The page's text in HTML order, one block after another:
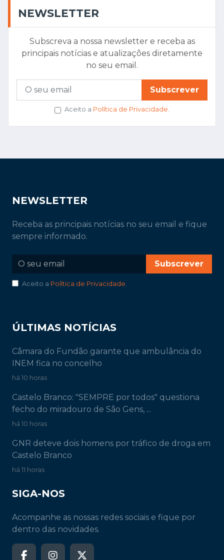
NEWSLETTER
Subscreva a nossa newsletter e receba as
principais notícias e atualizações diretamente
no seu email.
Subscrever
Aceito a Política de Privacidade
NEWSLETTER
Receba as principais notícias no seu email e fique
sempre informado.
Subscrever
Aceito a Política de Privacidade
ÚLTIMAS NOTÍCIAS
Câmara do Fundão garante que ambulância do
INEM fica no concelho
há 10 horas
Castelo Branco: "SEMPRE por todos" questiona
fecho do miradouro de São Gens, ...
há 10 horas
GNR deteve dois homens por tráfico de droga em
Castelo Branco
há 11 horas
SIGA-NOS
Acompanhe as nossas redes sociais e fique por
dentro das novidades.